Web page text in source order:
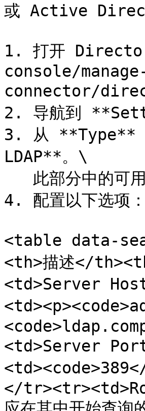
或 Active
1. 打开
console/
connector/
2. 导航到
3. 从 **Type**
LDAP**。\
4. 配置以下选项：
<table data-
<th>描述</
<td>Server
<td>Server
</